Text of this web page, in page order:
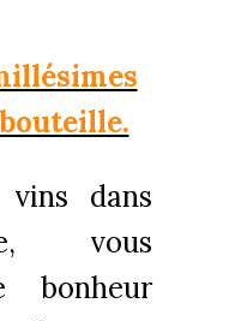
dans
vous
bonheur